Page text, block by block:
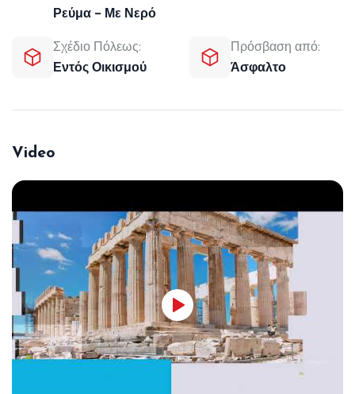
Ρεύμα - Με Νερό
Σχέδιο Πόλεως:
Εντός Οικισμού
Πρόσβαση από:
Άσφαλτο
Video